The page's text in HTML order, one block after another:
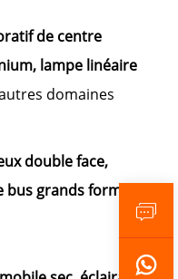
de centre
lampe linéaire
domaines
double face,
grands formats